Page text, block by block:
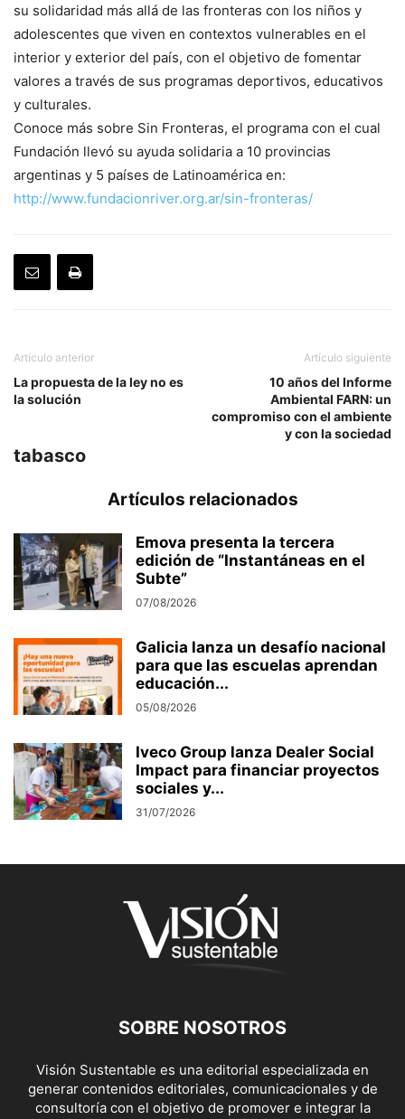
su solidaridad más allá de las fronteras con los niños y
adolescentes que viven en contextos vulnerables en el
interior y exterior del país, con el objetivo de fomentar
valores a través de sus programas deportivos, educativos
y culturales.
Conoce más sobre Sin Fronteras, el programa con el cual
Fundación llevó su ayuda solidaria a 10 provincias
argentinas y 5 países de Latinoamérica en:
http://www.fundacionriver.org.ar/sin-fronteras/
Artículo anterior
La propuesta de la ley no es
la solución
Artículo siguiente
10 años del Informe
Ambiental FARN: un
compromiso con el ambiente
y con la sociedad
tabasco
Artículos relacionados
Emova presenta la tercera
edición de “Instantáneas en el
Subte”
07/08/2026
Galicia lanza un desafío nacional
para que las escuelas aprendan
educación...
05/08/2026
Iveco Group lanza Dealer Social
Impact para financiar proyectos
sociales y...
31/07/2026
SOBRE NOSOTROS
Visión Sustentable es una editorial especializada en
generar contenidos editoriales, comunicacionales y de
consultoría con el objetivo de promover e integrar la